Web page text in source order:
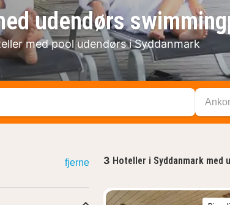
udendørs
med pool udendørs i Syddanmark
...
3 Hoteller i Syddanmark med
fjerne